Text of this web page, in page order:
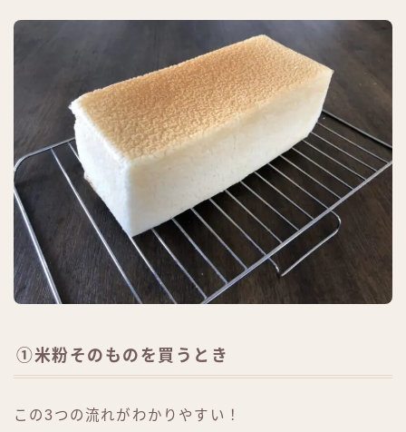
①米粉そのものを買うとき
この3つの流れがわかりやすい！